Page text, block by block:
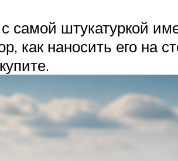
самой штукатуркой
как наносить его на